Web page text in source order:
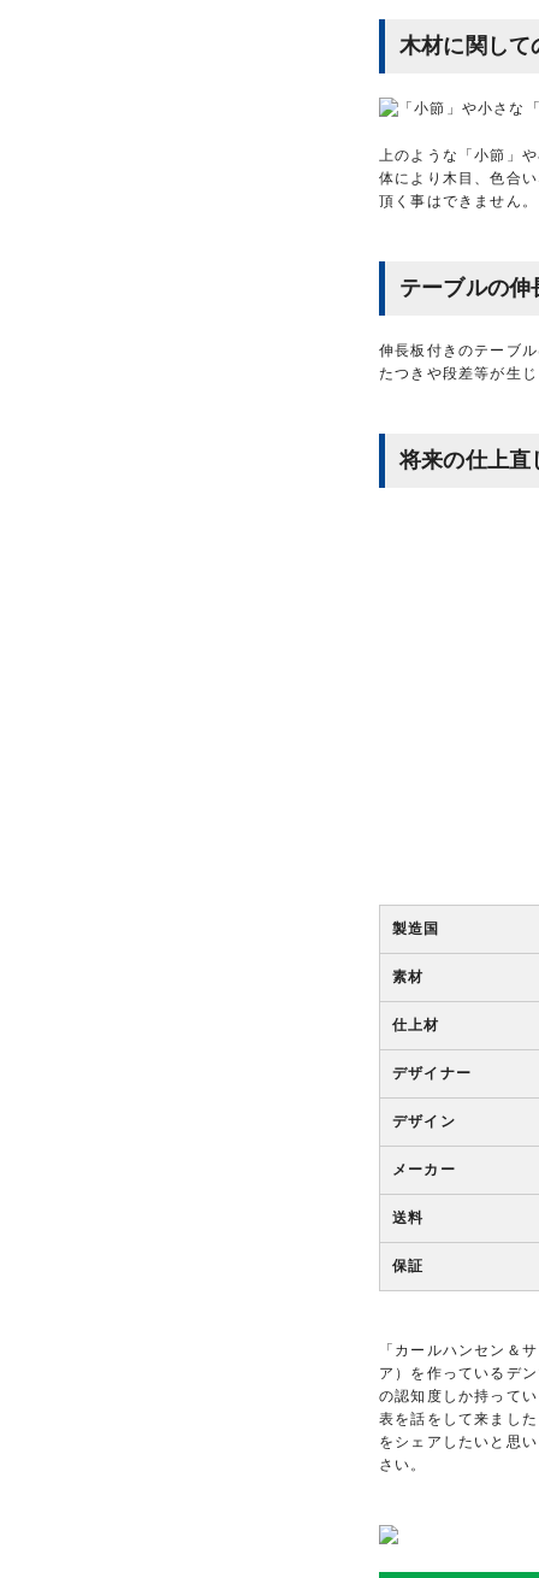
木材に関して
上のような「小節」
体により木目、色合
頂く事はできません
テーブルの伸
伸長板付きのテーブ
たつきや段差等が生
将来の仕上直
製造国
素材
仕上材
デザイナー
デザイン
メーカー
送料
保証
「カールハンセン＆
ア）を作っているデ
の認知度しか持って
表を話をして来まし
をシェアしたいと思
さい。